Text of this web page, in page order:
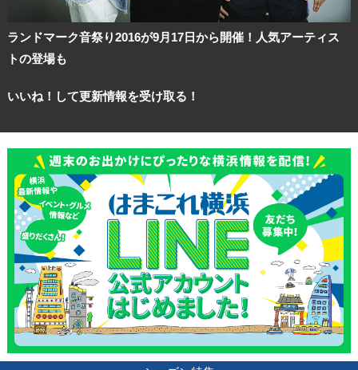
ランドマーク音祭り2016が9月17日から開催！人気アーティス
トの登場も
いいね！して更新情報を受け取る！